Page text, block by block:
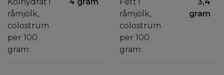
råmjölk,
colostrum
per 100
gram:
råmjölk,
colostrum
per 100
gram:
gram